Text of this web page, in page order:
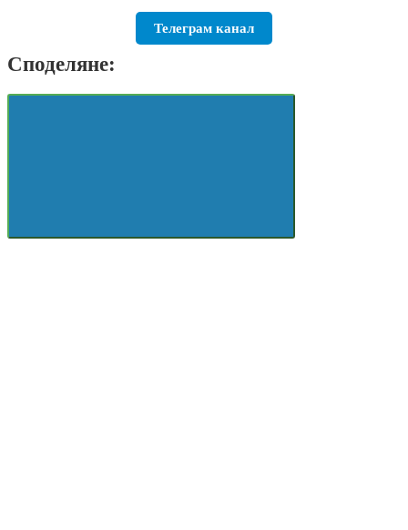
Телеграм канал
Споделяне: